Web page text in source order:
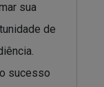
sua
de
sucesso